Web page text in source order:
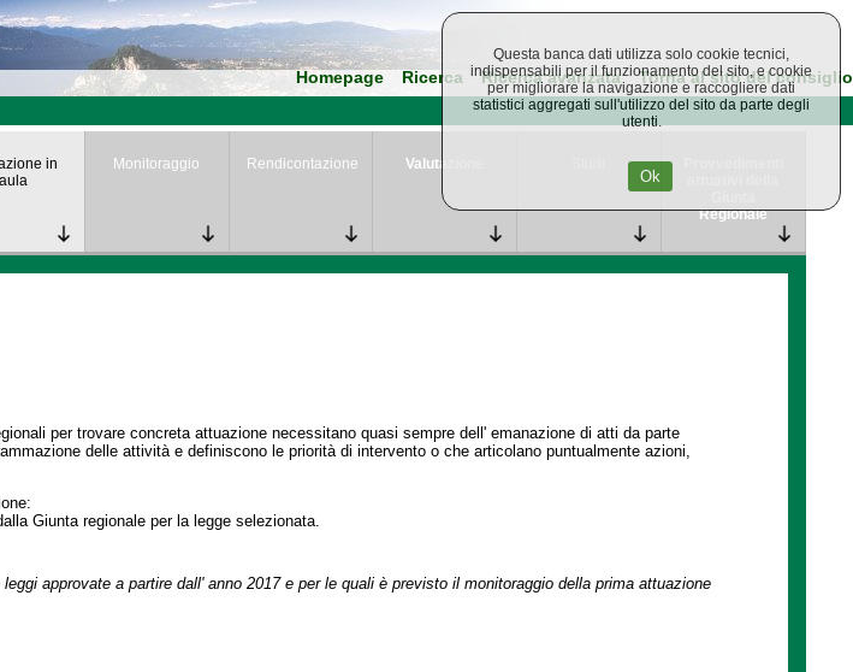
Homepage Ricerca Ricerca avanzata Torna al sito del consiglio
in
aula
Monitoraggio Rendicontazione Valutazione
Regionale
per trovare concreta attuazione necessitano quasi sempre dell' emanazione di atti da parte
delle attività e definiscono le priorità di intervento o che articolano puntualmente azioni,
Giunta regionale per la legge selezionata.
approvate a partire dall' anno 2017 e per le quali è previsto il monitoraggio della prima attuazione
Questa banca dati utilizza solo cookie tecnici,
indispensabili per il funzionamento del sito, e cookie
per migliorare la navigazione e raccogliere dati
statistici aggregati sull'utilizzo del sito da parte degli
utenti.
Ok